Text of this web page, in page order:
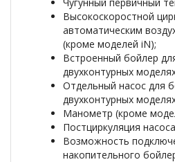
Высокоскоростной
автоматическим
(кроме моделей iN);
Встроенный бойлер
двухконтурных
Отдельный насос для
двухконтурных
Манометр (кроме
Постциркуляция
Возможность
накопительного